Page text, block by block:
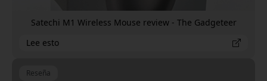
Satechi M1 Wireless Mouse review - The Gadgeteer
Lee esto
Reseña